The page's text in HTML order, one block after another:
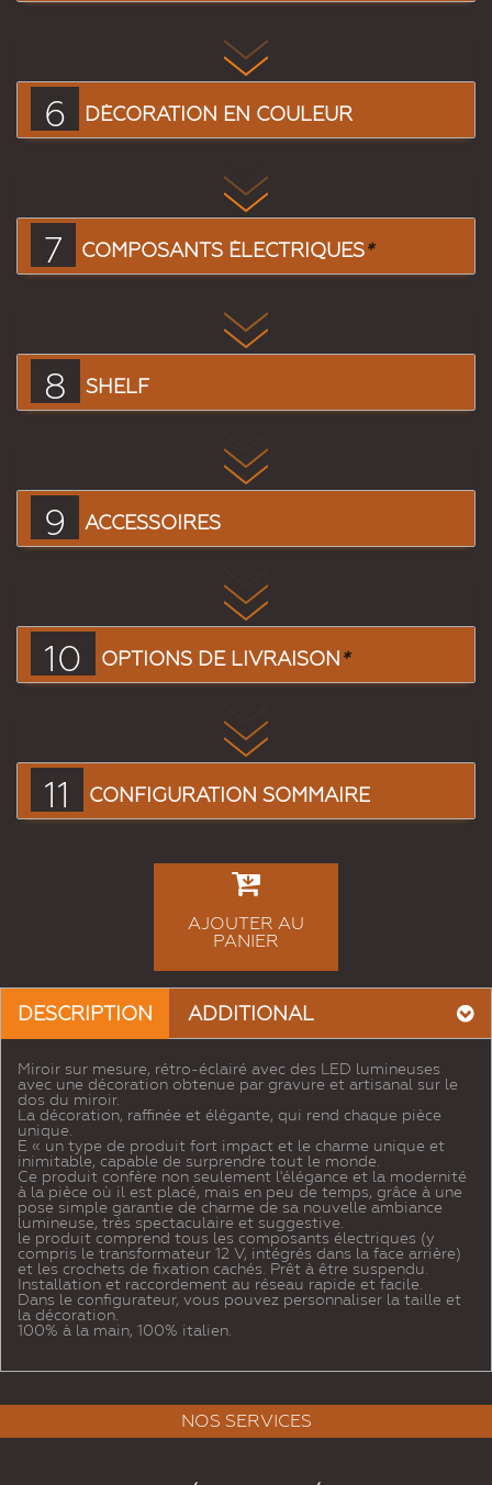
6 DÉCORATION EN COULEUR
7 COMPOSANTS ÉLECTRIQUES*
8 SHELF
9 ACCESSOIRES
10 OPTIONS DE LIVRAISON*
11 CONFIGURATION SOMMAIRE
AJOUTER AU
PANIER
DESCRIPTION ADDITIONAL
Miroir sur mesure, rétro-éclairé avec des LED lumineuses
avec une décoration obtenue par gravure et artisanal sur le
dos du miroir.
La décoration, raffinée et élégante, qui rend chaque pièce
unique.
E « un type de produit fort impact et le charme unique et
inimitable, capable de surprendre tout le monde.
Ce produit confère non seulement l'élégance et la modernité
à la pièce où il est placé, mais en peu de temps, grâce à une
pose simple garantie de charme de sa nouvelle ambiance
lumineuse, très spectaculaire et suggestive.
le produit comprend tous les composants électriques (y
compris le transformateur 12 V, intégrés dans la face arrière)
et les crochets de fixation cachés. Prêt à être suspendu.
Installation et raccordement au réseau rapide et facile.
Dans le configurateur, vous pouvez personnaliser la taille et
la décoration.
100% à la main, 100% italien.
NOS SERVICES